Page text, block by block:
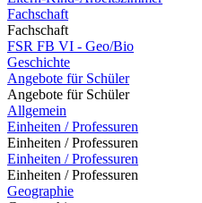
Fachschaft
Fachschaft
FSR FB VI - Geo/Bio
Geschichte
Angebote für Schüler
Angebote für Schüler
Allgemein
Einheiten / Professuren
Einheiten / Professuren
Einheiten / Professuren
Einheiten / Professuren
Geographie